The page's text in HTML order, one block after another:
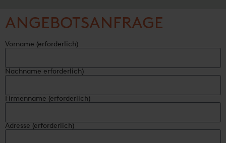
ANGEBOTSANFRAGE
Vorname (erforderlich)
Nachname erforderlich)
Firmenname (erforderlich)
Adresse (erforderlich)